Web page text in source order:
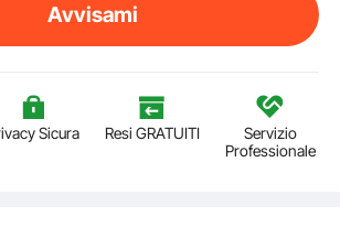
Avvisami
Sicura Resi GRATUITI
Servizio
Professionale